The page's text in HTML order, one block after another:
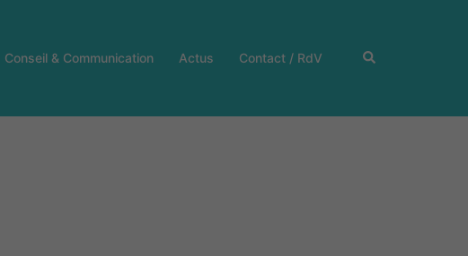
Conseil & Communication Actus Contact / RdV Rechercher